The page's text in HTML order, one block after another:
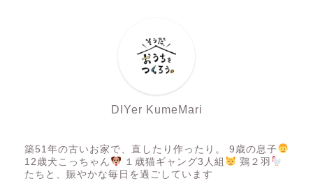
DIYer KumeMari
築51年の古いお家で、直したり作ったり。 9歳の息子
12歳犬こっちゃん
１歳猫ギャング3人組
鶏２羽
たちと、賑やかな毎日を過ごしています